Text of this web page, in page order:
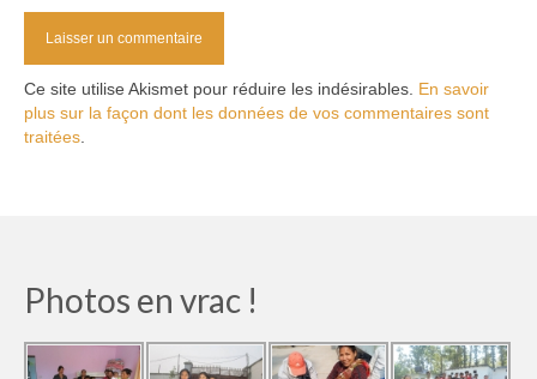
Ce site utilise Akismet pour réduire les indésirables. En savoir
plus sur la façon dont les données de vos commentaires sont
traitées
Photos en vrac !